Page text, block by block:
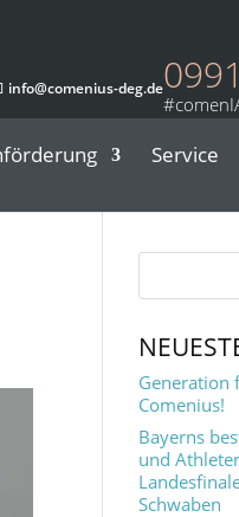
info@comenius-deg.de
Service
Generation
Comenius!
Bayerns
und
Schwaben